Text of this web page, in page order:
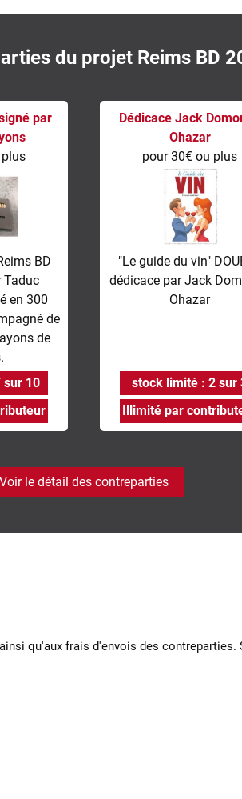
du projet Reims BD
par
BD
Taduc
en 300
de
de
sur 10
Dédicace Jack
Ohazar
pour 30€ ou plus
"Le guide du vin"
dédicace par Jack
Ohazar
stock limité : 2 sur
Illimité par
Voir le détail des contreparties
qu'aux frais d'envois des contreparties.